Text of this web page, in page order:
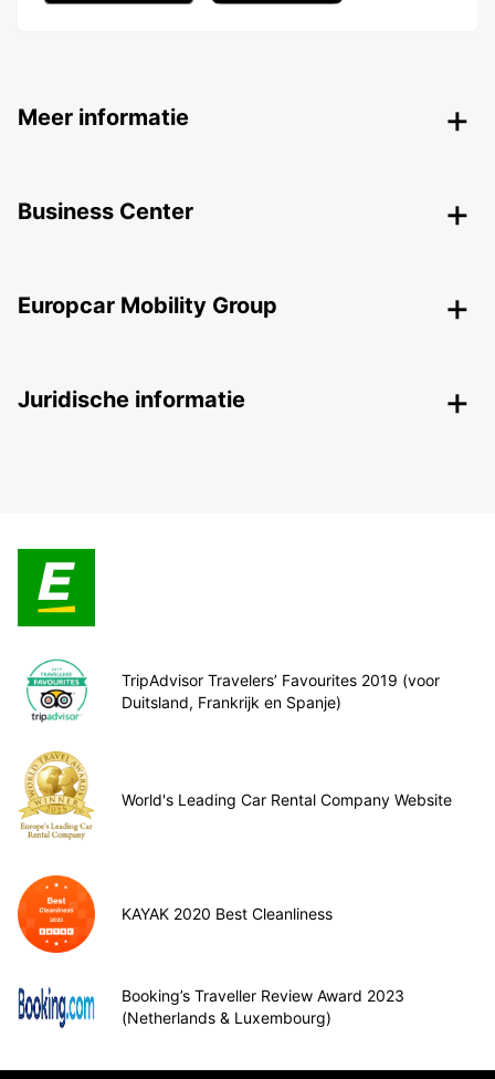
Meer informatie
Business Center
Europcar Mobility Group
Juridische informatie
TripAdvisor Travelers’ Favourites 2019 (voor
Duitsland, Frankrijk en Spanje)
World's Leading Car Rental Company Website
KAYAK 2020 Best Cleanliness
Booking’s Traveller Review Award 2023
(Netherlands & Luxembourg)